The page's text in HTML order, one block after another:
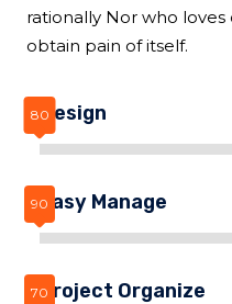
rationally Nor who
obtain pain of itself.
Design
Easy Manage
Project Organize